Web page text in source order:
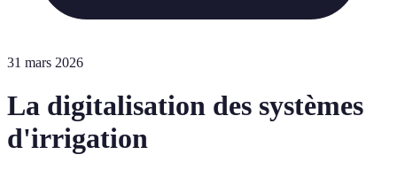
31 mars 2026
La digitalisation des systèmes
d'irrigation